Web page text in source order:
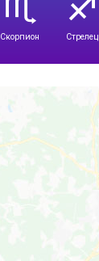
Скорпион Стрелец